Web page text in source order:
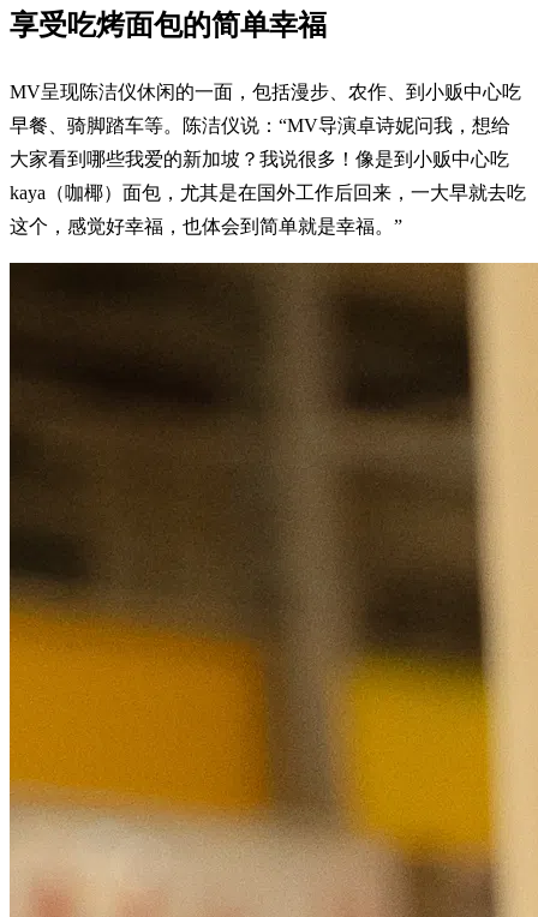
享受吃烤面包的简单幸福
MV呈现陈洁仪休闲的一面，包括漫步、农作、到小贩中心吃
早餐、骑脚踏车等。陈洁仪说：“MV导演卓诗妮问我，想给
大家看到哪些我爱的新加坡？我说很多！像是到小贩中心吃
kaya（咖椰）面包，尤其是在国外工作后回来，一大早就去吃
这个，感觉好幸福，也体会到简单就是幸福。”